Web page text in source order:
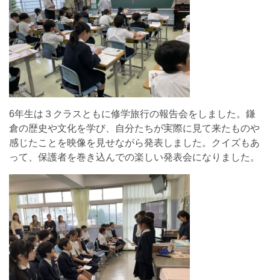
6年生は３クラスともに修学旅行の報告会をしました。鎌
倉の歴史や文化を学び、自分たちが実際に見て来たものや
感じたことを映像を見せながら発表しました。クイズもあ
って、保護者を巻き込んでの楽しい発表会になりました。